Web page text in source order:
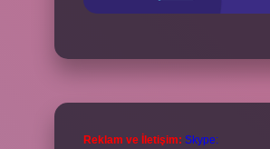
Reklam ve İletişim: Skype: